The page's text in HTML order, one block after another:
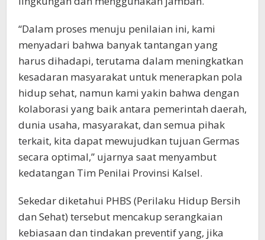
“Dalam proses menuju penilaian ini, kami
menyadari bahwa banyak tantangan yang
harus dihadapi, terutama dalam meningkatkan
kesadaran masyarakat untuk menerapkan pola
hidup sehat, namun kami yakin bahwa dengan
kolaborasi yang baik antara pemerintah daerah,
dunia usaha, masyarakat, dan semua pihak
terkait, kita dapat mewujudkan tujuan Germas
secara optimal,” ujarnya saat menyambut
kedatangan Tim Penilai Provinsi Kalsel.
Sekedar diketahui PHBS (Perilaku Hidup Bersih
dan Sehat) tersebut mencakup serangkaian
kebiasaan dan tindakan preventif yang, jika